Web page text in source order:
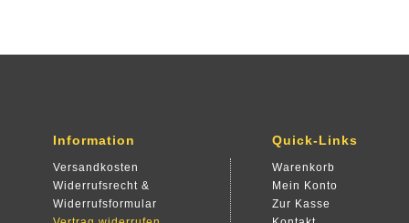
Information
Versandkosten
Widerrufsrecht &
Widerrufsformular
Quick-Links
Warenkorb
Mein Konto
Zur Kasse